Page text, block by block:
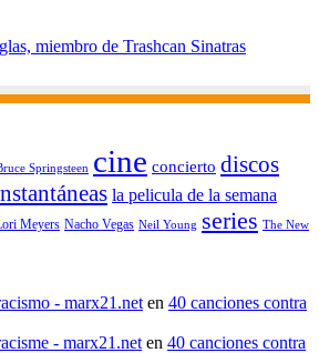
miembro de Trashcan Sinatras
Springsteen cine concierto discos
la pelicula de la semana
Meyers Nacho Vegas Neil Young series The New
- marx21.net en 40 canciones contra
- marx21.net en 40 canciones contra